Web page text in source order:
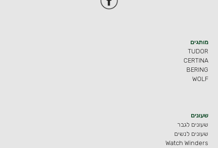
מותגים
TUDOR
CERTINA
BERING
WOLF
שעונים
שעונים לגבר
שעונים לנשים
Watch Winders